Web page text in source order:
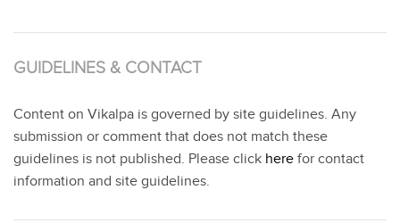
GUIDELINES & CONTACT
Content on Vikalpa is governed by site guidelines. Any
submission or comment that does not match these
guidelines is not published. Please click here for contact
information and site guidelines.